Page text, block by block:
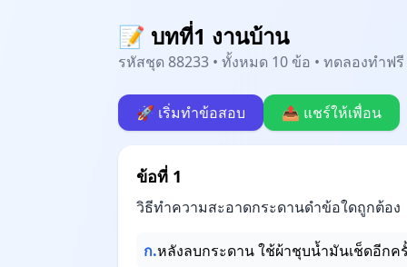
📝 บทที่1 งานบ้าน
รหัสชุด 88233 • ทั้งหมด 10 ข้อ • ทดลองทำฟ
🚀 เริ่มทำข้อสอบ 📤 แชร์ให้เพื่อน
ข้อที่ 1
วิธีทำความสะอาดกระดานดำข้อใดถูกต้อง
ก.หลังลบกระดาน ใช้ผ้าชุบน้ำมันเช็ดอีกค